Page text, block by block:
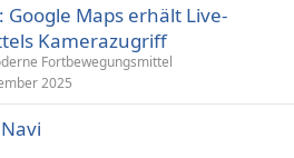
Google Maps erhält Live-
Kamerazugriff
Fortbewegungsmittel
2025